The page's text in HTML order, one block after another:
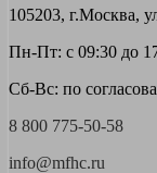
105203, г.Москва,
Пн-Пт: с 09:30 до
Сб-Вс: по
8 800 775-50-58
info@mfhc.ru